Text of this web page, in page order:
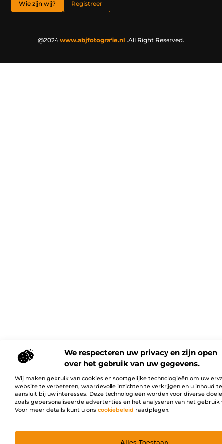
We respecteren uw privacy en zijn open
over het gebruik van uw gegevens.
Wij maken gebruik van cookies en soortgelijke technologieën om uw
website te verbeteren, waardevolle inzichten te verkrijgen en u inhoud
aansluit bij uw interesses. Deze technologieën worden voor diverse
zoals gepersonaliseerde advertenties en het analyseren van het gebruik
Voor meer details kunt u ons cookiebeleid raadplegen.
Alles Toestaan
Wie zijn wij? Registreer
@2024www.abjfotografie.nl .All Right Reserved.